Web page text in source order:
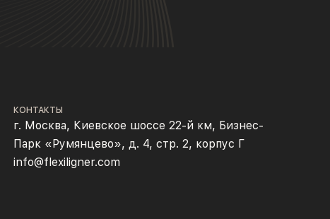
КОНТАКТЫ
г. Москва, Киевское шоссе 22-й км, Бизнес-
Парк «Румянцево», д. 4, стр. 2, корпус Г
info@flexiligner.com